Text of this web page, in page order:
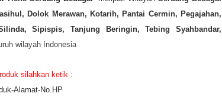
Dolok Merawan, Kotarih, Pantai Cermin, Pegajahan,
Sipispis, Tanjung Beringin, Tebing Syahbandar,
wilayah Indonesia
silahkan ketik :
Alamat-No.HP